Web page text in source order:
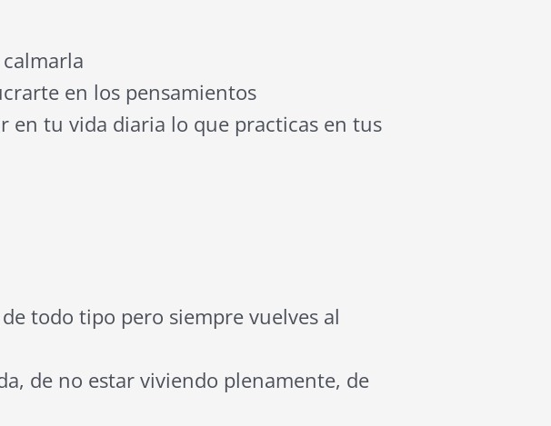
en los pensamientos
en tu vida diaria lo que practicas en tus
todo tipo pero siempre vuelves al
de no estar viviendo plenamente, de